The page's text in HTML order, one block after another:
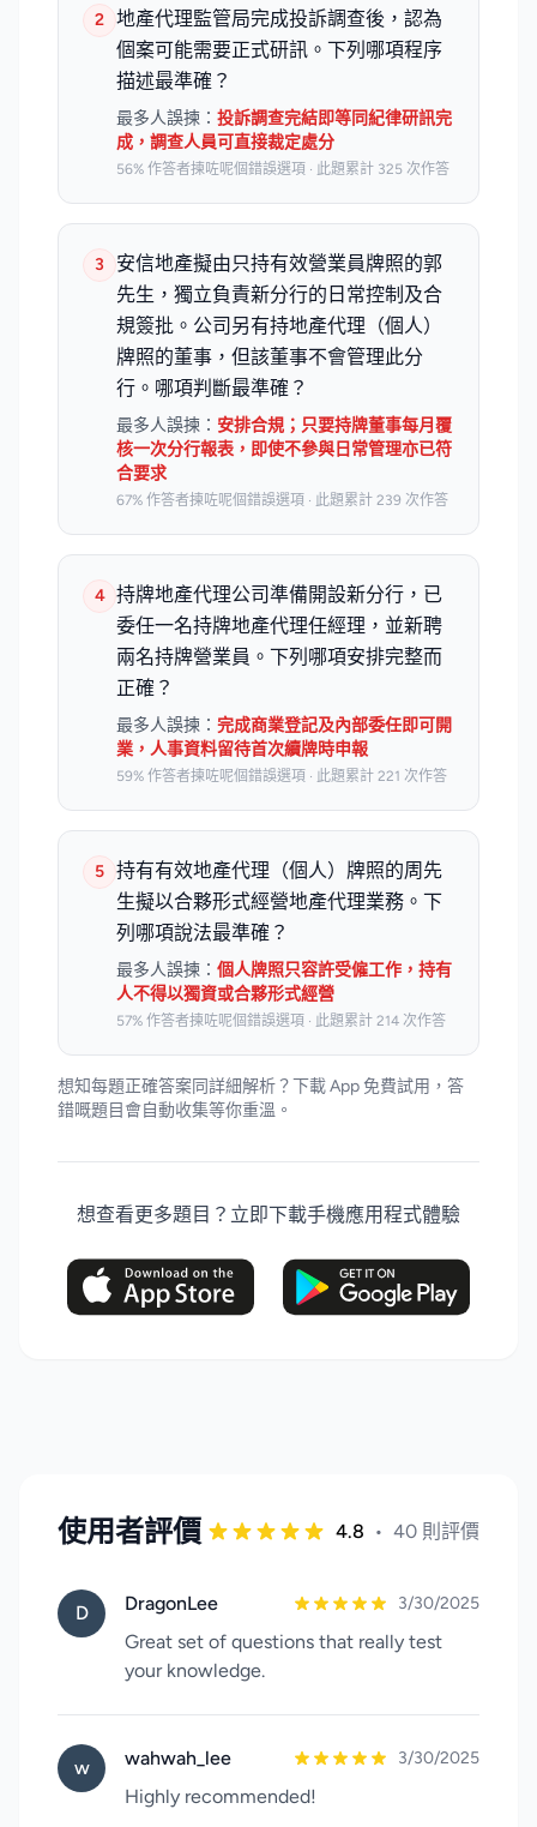
2 地產代理監管局完成投訴調查後，認為
個案可能需要正式研訊。下列哪項程序
描述最準確？
最多人誤揀： 投訴調查完結即等同紀律研訊完
成，調查人員可直接裁定處分
56% 作答者揀咗呢個錯誤選項 · 此題累計 325 次作答
3
安信地產擬由只持有效營業員牌照的郭
先生，獨立負責新分行的日常控制及合
規簽批。公司另有持地產代理（個人）
牌照的董事，但該董事不會管理此分
行。哪項判斷最準確？
最多人誤揀： 安排合規；只要持牌董事每月覆
核一次分行報表，即使不參與日常管理亦已符
合要求
67% 作答者揀咗呢個錯誤選項 · 此題累計 239 次作答
4 持牌地產代理公司準備開設新分行，已
委任一名持牌地產代理任經理，並新聘
兩名持牌營業員。下列哪項安排完整而
正確？
最多人誤揀： 完成商業登記及內部委任即可開
業，人事資料留待首次續牌時申報
59% 作答者揀咗呢個錯誤選項 · 此題累計 221 次作答
5 持有有效地產代理（個人）牌照的周先
生擬以合夥形式經營地產代理業務。下
列哪項說法最準確？
最多人誤揀： 個人牌照只容許受僱工作，持有
人不得以獨資或合夥形式經營
57% 作答者揀咗呢個錯誤選項 · 此題累計 214 次作答
想知每題正確答案同詳細解析？下載 App 免費試用，答
錯嘅題目會自動收集等你重溫。
想查看更多題目？立即下載手機應用程式體驗
使用者評價 4.8 • 40 則評價
D DragonLee 3/30/2025
Great set of questions that really test
your knowledge.
w wahwah_lee 3/30/2025
Highly recommended!